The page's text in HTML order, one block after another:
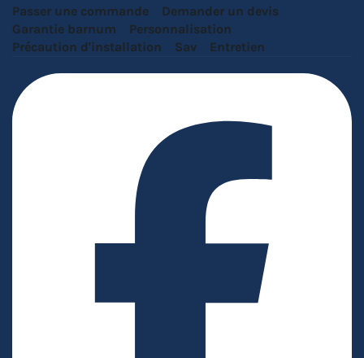
Passer une commande
Demander un devis
Garantie barnum
Personnalisation
Précaution d'installation
Sav Entretien